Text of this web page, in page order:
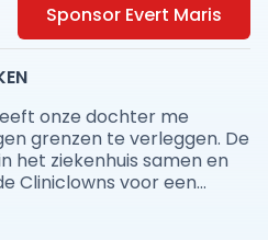
Sponsor Evert Maris
onze dochter me
grenzen te verleggen. De
het ziekenhuis samen en
Cliniclowns voor een
me om iets terug te
te brengen aan zoveel